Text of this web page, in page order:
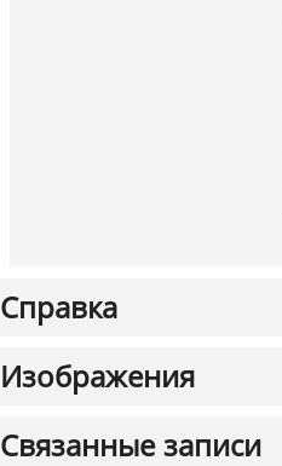
Справка
Изображения
Связанные записи